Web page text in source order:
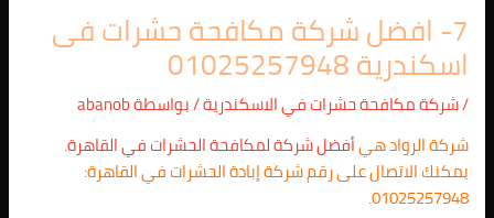
7- افضل شركة مكافحة حشرات فى
اسكندرية 01025257948
/شركة مكافحة حشرات في الاسكندرية/ بواسطةabanob
شركة الرواد هيأفضل شركة لمكافحة الحشرات في القاهرة.
يمكنك الاتصال على رقم شركة إبادة الحشرات في القاهرة:
01025257948.